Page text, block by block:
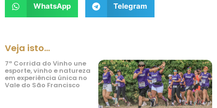
WhatsApp Telegram
Veja isto...
7ª Corrida do Vinho une
esporte, vinho e natureza
em experiência única no
Vale do São Francisco